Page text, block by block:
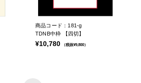
商品コード：181-g
TDNB中枠 【四切】
¥10,780 （税抜¥9,800）